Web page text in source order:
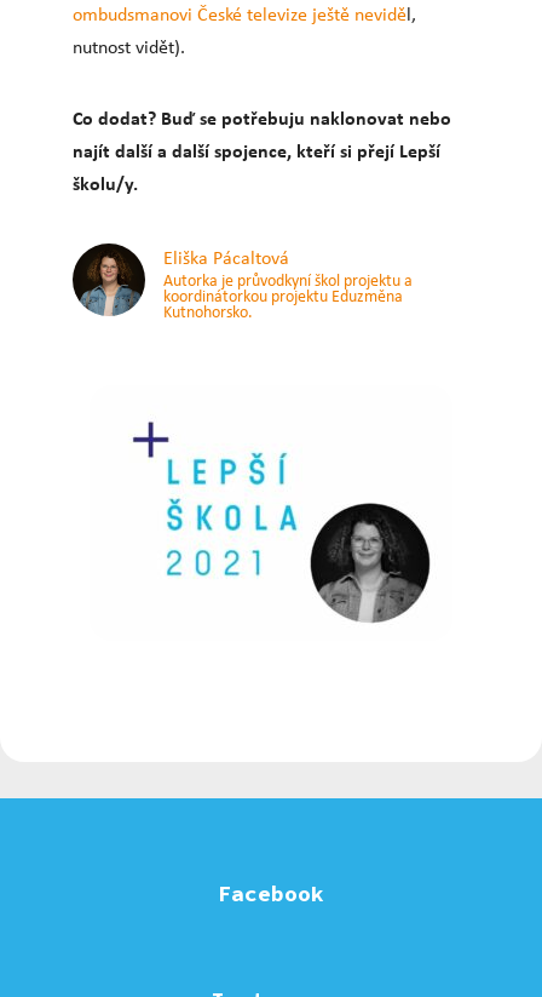
ombudsmanovi České televize ještě neviděl,
nutnost vidět).
Co dodat? Buď se potřebuju naklonovat nebo
najít další a další spojence, kteří si přejí Lepší
školu/y.
Eliška Pácaltová
Autorka je průvodkyní škol projektu a
koordinátorkou projektu Eduzměna
Kutnohorsko.
Facebook